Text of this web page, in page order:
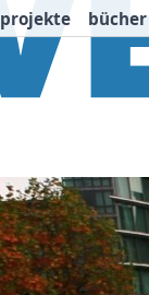
projekte bücher
Projekte